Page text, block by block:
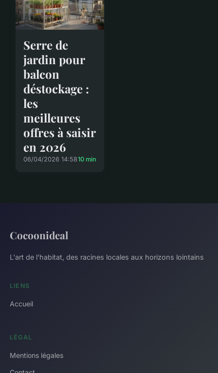
Serre de
jardin pour
balcon
déstockage :
les
meilleures
offres à saisir
en 2026
06/04/2026 14:5810 min
Cocoonideal
L'art de l'habitat, des racines locales aux horizons lointains
LIENS
Accueil
LÉGAL
Mentions légales